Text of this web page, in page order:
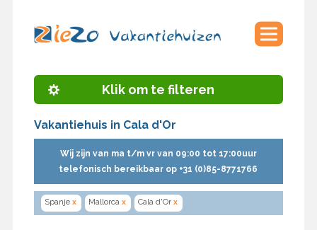
Klik om te filteren
Vakantiehuis in Cala d'Or
Wij zijn van ma t/m vr van 09:00 tot 17:00uur
telefonisch bereikbaar op +31 (0)85-8771766
Spanje x Mallorca x Cala d'Or x